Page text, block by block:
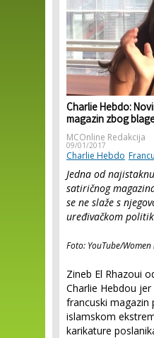
Charlie Hebdo:
magazin zbog
MCOnline Redakcija
09/01/2017
Charlie Hebdo
Jedna od
satiričnog
se ne slaže s
uređivačkom
Foto: YouTube/
Zineb El Rhazoui
Charlie Hebdou
francuski magazin
islamskom
karikature